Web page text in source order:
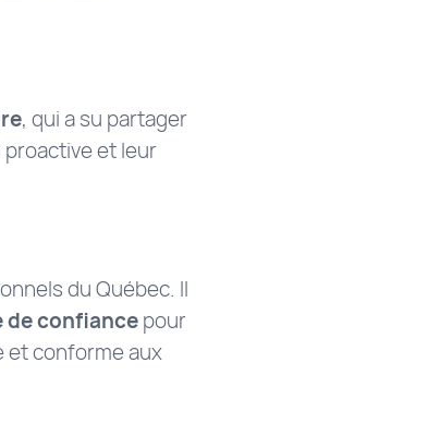
, qui a su partager
et leur
du Québec. Il
de confiance pour
et conforme aux